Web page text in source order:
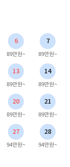
6
89만원~
7
89만원~
13
89만원~
14
89만원~
20
89만원~
21
89만원~
27
94만원~
28
94만원~